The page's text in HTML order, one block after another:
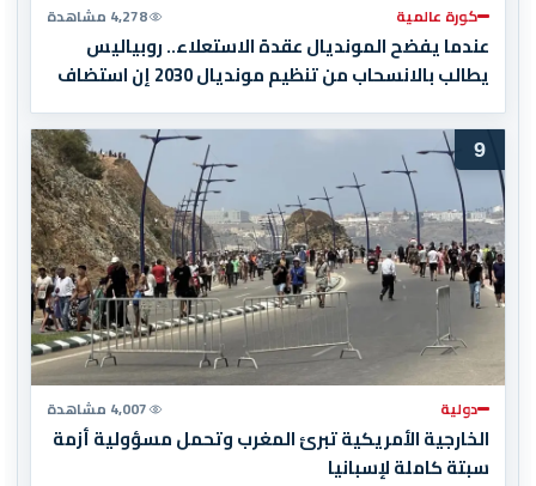
كورة عالمية 4,278 مشاهدة
عندما يفضح المونديال عقدة الاستعلاء.. روبياليس
يطالب بالانسحاب من تنظيم مونديال 2030 إن استضاف
المغرب المباراة النهائية!
9
دولية 4,007 مشاهدة
الخارجية الأمريكية تبرئ المغرب وتحمل مسؤولية أزمة
سبتة كاملة لإسبانيا